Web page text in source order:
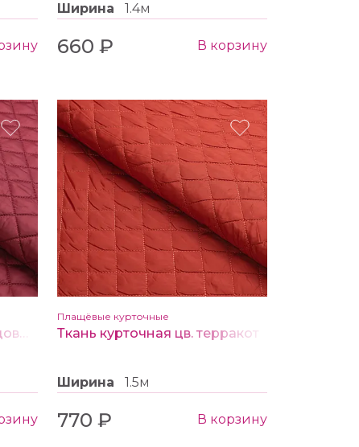
Ширина 1.4м
660 ₽ В корзину
Ткань курточная цв. бордовый
Плащёвые курточные
Ткань курточная цв. терракот
Ширина 1.5м
770 ₽ В корзину